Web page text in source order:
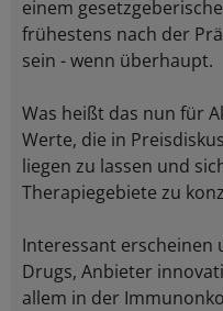
einem
frühestens nach der
sein - wenn überhaupt.
Was heißt das nun für
Werte, die in
liegen zu lassen und
Therapiegebiete zu
Interessant erscheinen
Drugs, Anbieter
allem in der